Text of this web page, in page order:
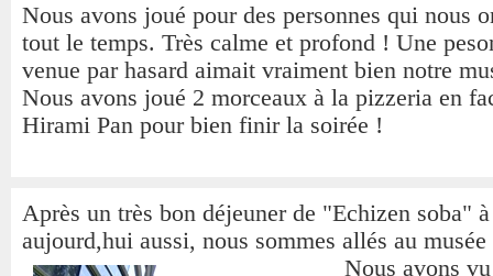
Nous avons joué pour des personnes qui nous
tout le temps. Très calme et profond ! Une
venue par hasard aimait vraiment bien notre
Nous avons joué 2 morceaux à la pizzeria en
Hirami Pan pour bien finir la soirée !
Après un très bon déjeuner de "Echizen soba"
aujourd,hui aussi, nous sommes allés au
Nous avons